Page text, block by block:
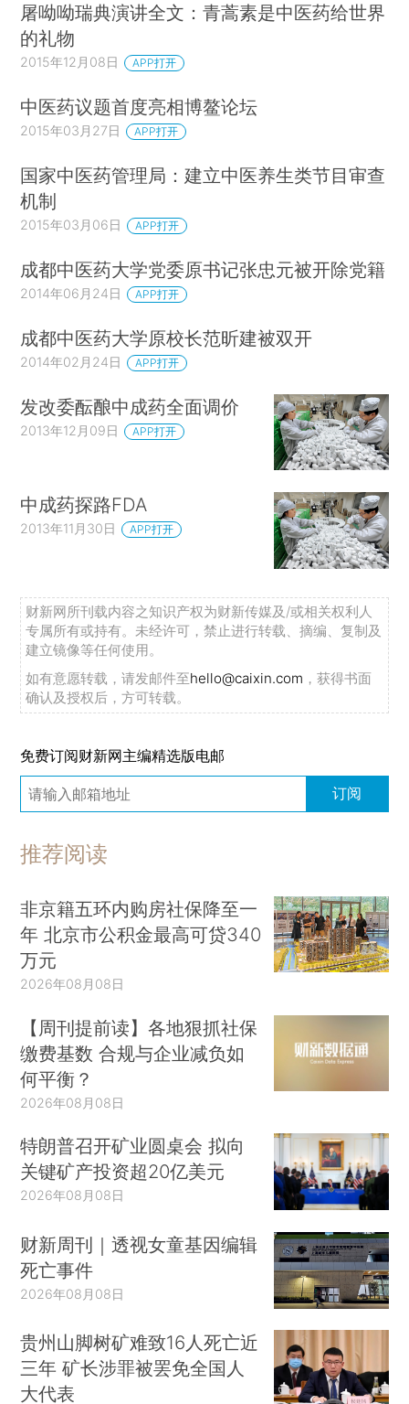
屠呦呦瑞典演讲全文：青蒿素是中医药给世界
的礼物
2015年12月08日 APP打开
中医药议题首度亮相博鳌论坛
2015年03月27日 APP打开
国家中医药管理局：建立中医养生类节目审查
机制
2015年03月06日 APP打开
成都中医药大学党委原书记张忠元被开除党籍
2014年06月24日 APP打开
成都中医药大学原校长范昕建被双开
2014年02月24日 APP打开
发改委酝酿中成药全面调价
2013年12月09日 APP打开
中成药探路FDA
2013年11月30日 APP打开
财新网所刊载内容之知识产权为财新传媒及/或相关权利人
专属所有或持有。未经许可，禁止进行转载、摘编、复制及
建立镜像等任何使用。
如有意愿转载，请发邮件至hello@caixin.com ，获得书面
确认及授权后，方可转载。
免费订阅财新网主编精选版电邮
订阅
推荐阅读
非京籍五环内购房社保降至一
年 北京市公积金最高可贷340
万元
2026年08月08日
【周刊提前读】各地狠抓社保
缴费基数 合规与企业减负如
何平衡？
2026年08月08日
特朗普召开矿业圆桌会 拟向
关键矿产投资超20亿美元
2026年08月08日
财新周刊｜透视女童基因编辑
死亡事件
2026年08月08日
贵州山脚树矿难致16人死亡近
三年 矿长涉罪被罢免全国人
大代表